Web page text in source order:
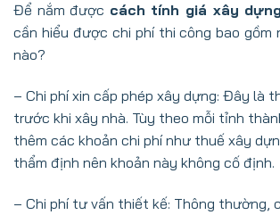
Để nắm được cách tính giá xây
cần hiểu được chi phí thi công bao gồm
nào?
– Chi phí xin cấp phép xây dựng: Đây là
trước khi xây nhà. Tùy theo mỗi tỉnh
thêm các khoản chi phí như thuế xây
thẩm định nên khoản này không cố định.
– Chi phí tư vấn thiết kế: Thông thường,